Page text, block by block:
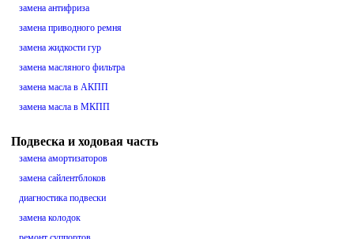
замена антифриза
замена приводного ремня
замена жидкости гур
замена масляного фильтра
замена масла в АКПП
замена масла в МКПП
Подвеска и ходовая часть
замена амортизаторов
замена сайлентблоков
диагностика подвески
замена колодок